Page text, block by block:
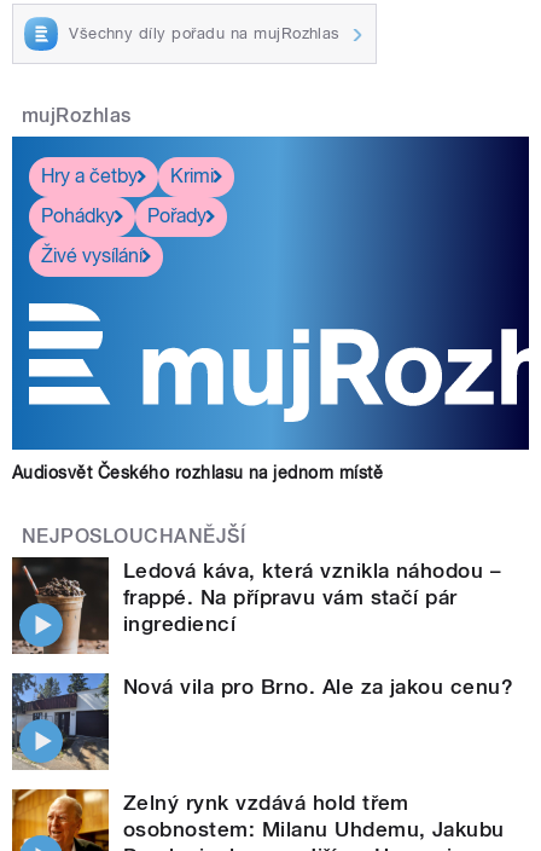
Všechny díly pořadu na mujRozhlas
mujRozhlas
Hry a četby
Krimi
Pohádky
Pořady
Živé vysílání
Audiosvět Českého rozhlasu na jednom místě
NEJPOSLOUCHANĚJŠÍ
Ledová káva, která vznikla náhodou –
frappé. Na přípravu vám stačí pár
ingrediencí
Nová vila pro Brno. Ale za jakou cenu?
Zelný rynk vzdává hold třem
osobnostem: Milanu Uhdemu, Jakubu